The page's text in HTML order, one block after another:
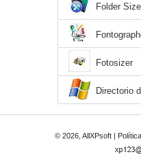
Folder Size
Fotosizer
Directorio
XP
© 2026, AllXPsoft |